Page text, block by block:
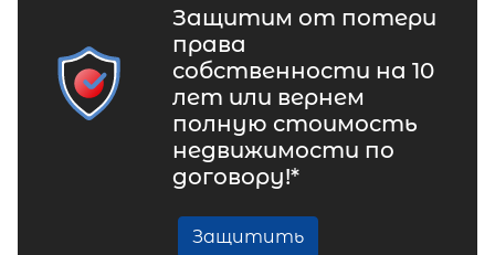
Защитим от потери
права
собственности на 10
лет или вернем
полную стоимость
недвижимости по
договору!*
Защитить